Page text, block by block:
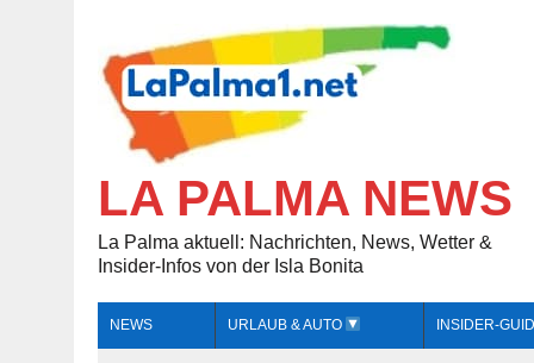
LA PALMA NEWS
La Palma aktuell: Nachrichten, News, Wetter &
Insider-Infos von der Isla Bonita
NEWS URLAUB & AUTO INSIDER-